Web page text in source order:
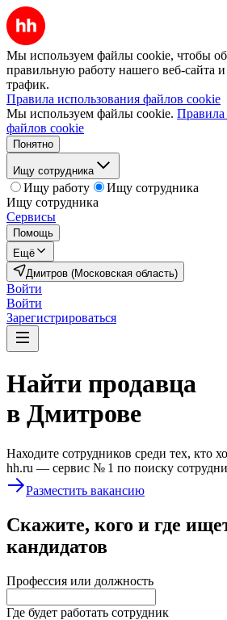
Мы используем файлы cookie, чтобы
правильную работу нашего веб-сайта и
трафик.
Правила использования файлов cookie
Мы используем файлы cookie. Правила
файлов cookie
Понятно
Ищу сотрудника
Ищу работу
Ищу сотрудника
Ищу сотрудника
Сервисы
Помощь
Ещё
Дмитров (Московская область)
Войти
Войти
Зарегистрироваться
Найти продавца
в Дмитрове
Находите сотрудников среди тех, кто
hh.ru — сервис № 1 по поиску
Разместить вакансию
Скажите, кого и где
кандидатов
Профессия или должность
Где будет работать сотрудник